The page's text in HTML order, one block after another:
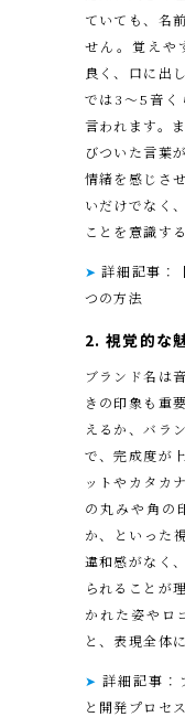
ていても、名
せん。覚えや
良く、口に出
では3〜5音く
言われます。
びついた言葉
情緒を感じさ
いだけでなく
ことを意識す
➤ 詳細記事：
つの方法
2. 視覚的な
ブランド名は
きの印象も重
えるか、バラ
で、完成度が
ットやカタカ
の丸みや角の
か、といった
違和感がなく
られることが
かれた姿やロ
と、表現全体
➤ 詳細記事：
と開発プロセス